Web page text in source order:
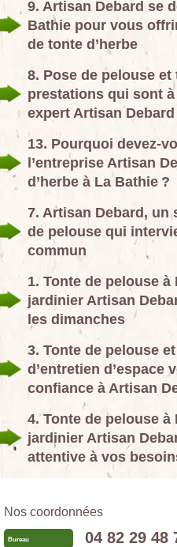
9. Artisan Debard se
Bathie pour vous
de tonte d’herbe
8. Pose de pelouse et
prestations qui sont
expert Artisan
13. Pourquoi devez-
l’entreprise Artisan
d’herbe à La Bathie ?
7. Artisan Debard, un
de pelouse qui
commun
1. Tonte de pelouse à
jardinier Artisan
les dimanches
3. Tonte de pelouse
d’entretien d’espace
confiance à Artisan
4. Tonte de pelouse à
jardinier Artisan
attentive à vos
Nos coordonnées
Bureau 04 82 29 48